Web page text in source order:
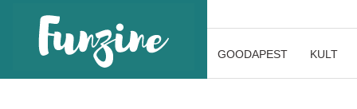
GOODAPEST KULT